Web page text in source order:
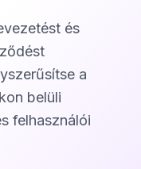
és
a
belüli
felhasználói